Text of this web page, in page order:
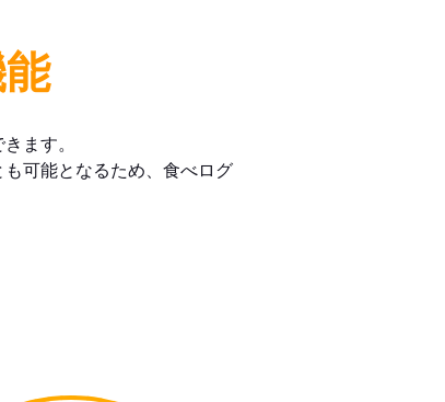
ます。
可能となるため、食べログ